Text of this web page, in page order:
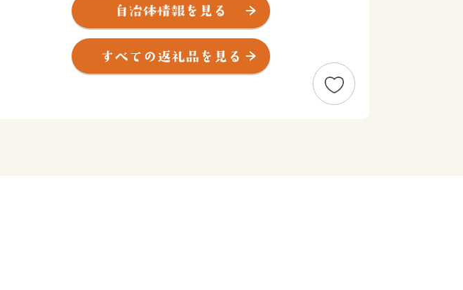
継ぐ一方で、同志社大学・同志社女子大学や多種多様な企業など、
最先端の科学技術を誇る関西文化学術研究都市の一翼を担うまちと
して発展し、新旧の文化や知的財産が融合する新たな文化を創造し
ています。さらに、新名神高速道路の全線開通によって、高速道路
網の結節点となる本市は、北陸新幹線の新駅設置など、未来に向け